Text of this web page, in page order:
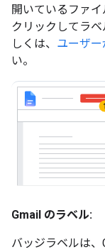
開いているファ
クリックしてラ
しくは、 ユーザ
い。
Gmail のラベル:
バッジラベルは